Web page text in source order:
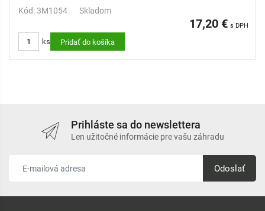
Kód: 3M1054 Skladom
17,20 € s DPH
ks Pridať do košíka
Prihláste sa do newslettera
Len užitočné informácie pre vašu záhradu
Odoslať